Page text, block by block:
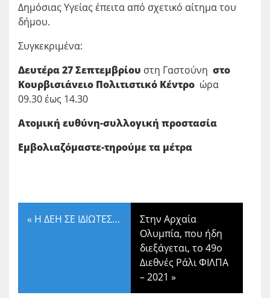
Δημόσιας Υγείας έπειτα από σχετικό αίτημα του
δήμου.
Συγκεκριμένα:
Δευτέρα 27 Σεπτεμβρίου στη Γαστούνη στο
Κουρβισιάνειο Πολιτιστικό Κέντρο ώρα
09.30 έως 14.30
Ατομική ευθύνη-συλλογική προστασία
Εμβολιαζόμαστε-τηρούμε τα μέτρα
« Η ΔΕΗ ΣΕ ΙΔΙΩΤΕΣ…
Στην Αρχαία
Ολυμπία, που ήδη
διεξάγεται, το 49ο
Διεθνές Ράλι ΦΙΛΠΑ
– 2021 »